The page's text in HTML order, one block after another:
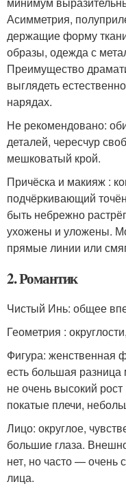
Асимметрия,
держащие форму
образы, одежда с
Преимущество
выглядеть
нарядах.
Не рекомендовано:
деталей, чересчур
мешковатый крой.
Причёска и макияж :
подчёркивающий
быть небрежно
ухожены и уложены.
прямые линии или
2. Романтик
Чистый Инь: общее
Геометрия :
Фигура: женственная
есть большая
не очень высокий
покатые плечи,
Лицо: округлое,
большие глаза.
нет, но часто — очень
лица.